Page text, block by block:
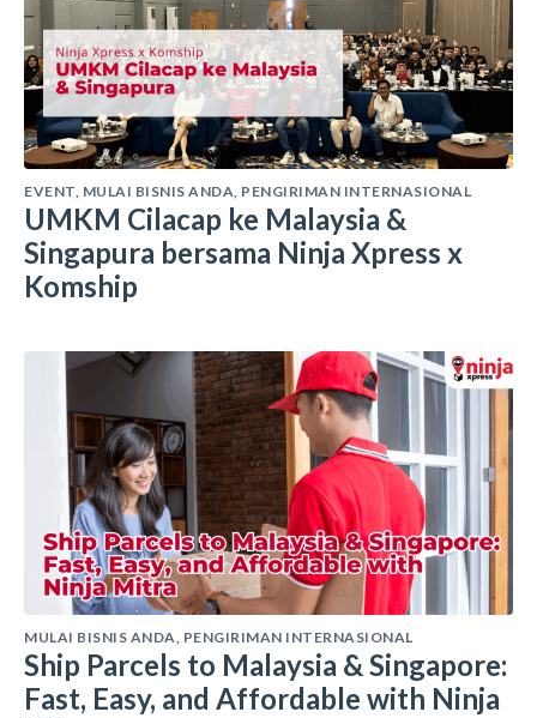
EVENT, MULAI BISNIS ANDA, PENGIRIMAN INTERNASIONAL
UMKM Cilacap ke Malaysia &
Singapura bersama Ninja Xpress x
Komship
MULAI BISNIS ANDA, PENGIRIMAN INTERNASIONAL
Ship Parcels to Malaysia & Singapore:
Fast, Easy, and Affordable with Ninja